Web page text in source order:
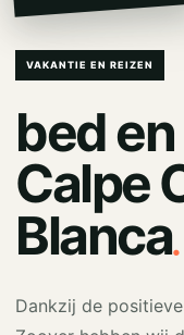
VAKANTIE EN REIZEN
bed
Calpe
Blanca.
Dankzij de